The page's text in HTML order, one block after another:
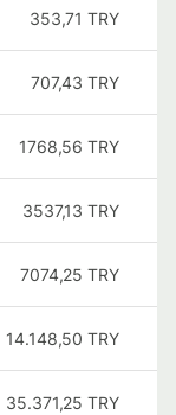
353,71 TRY
707,43 TRY
1768,56 TRY
3537,13 TRY
7074,25 TRY
14.148,50 TRY
35.371,25 TRY